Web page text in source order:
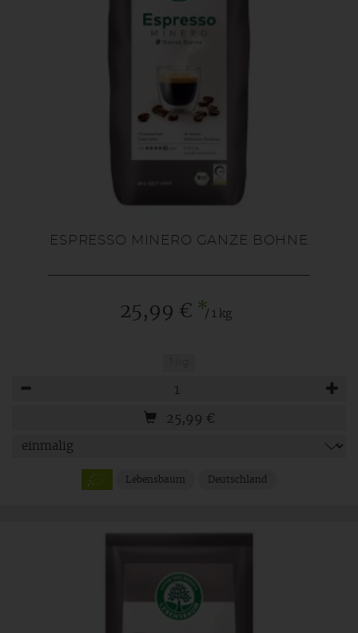
ESPRESSO MINERO GANZE BOHNE
25,99 € */ 1 kg
25,99 €
Lebensbaum Deutschland